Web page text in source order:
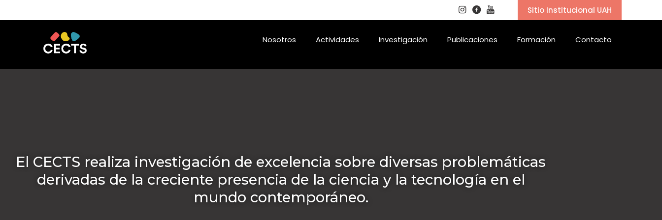
Sitio Institucional UAH
Nosotros Actividades Investigación Publicaciones Formación Contacto
El CECTS realiza investigación de excelencia sobre diversas problemáticas
derivadas de la creciente presencia de la ciencia y la tecnología en el
mundo contemporáneo.